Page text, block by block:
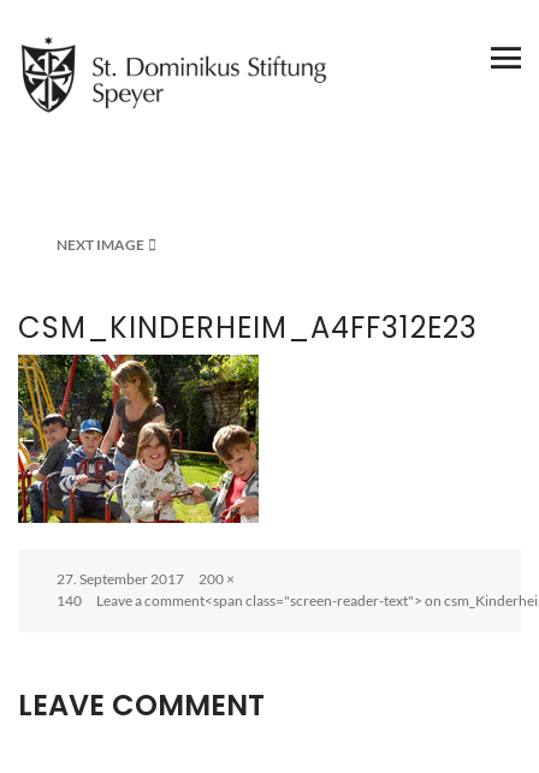
NEXT IMAGE
CSM_KINDERHEIM_A4FF312E23
Posted
on
27. September 2017
Full
size
200 ×
140
Leave a comment<span class="screen-reader-text"> on
LEAVE COMMENT